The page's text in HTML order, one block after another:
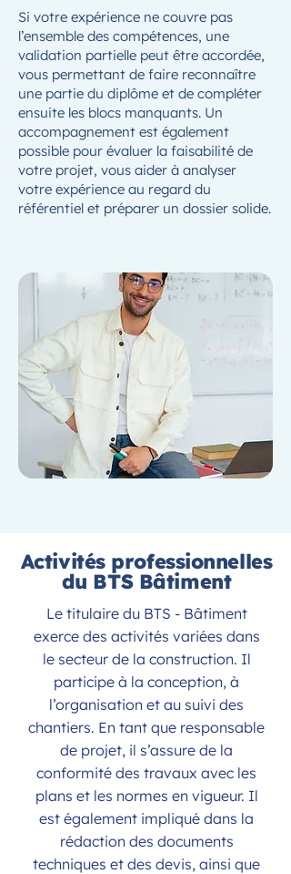
Si votre expérience ne couvre pas
l’ensemble des compétences, une
validation partielle peut être accordée,
vous permettant de faire reconnaître
une partie du diplôme et de compléter
ensuite les blocs manquants. Un
accompagnement est également
possible pour évaluer la faisabilité de
votre projet, vous aider à analyser
votre expérience au regard du
référentiel et préparer un dossier solide.
Activités professionnelles
du BTS Bâtiment
Le titulaire du BTS - Bâtiment
exerce des activités variées dans
le secteur de la construction. Il
participe à la conception, à
l’organisation et au suivi des
chantiers. En tant que responsable
de projet, il s’assure de la
conformité des travaux avec les
plans et les normes en vigueur. Il
est également impliqué dans la
rédaction des documents
techniques et des devis, ainsi que